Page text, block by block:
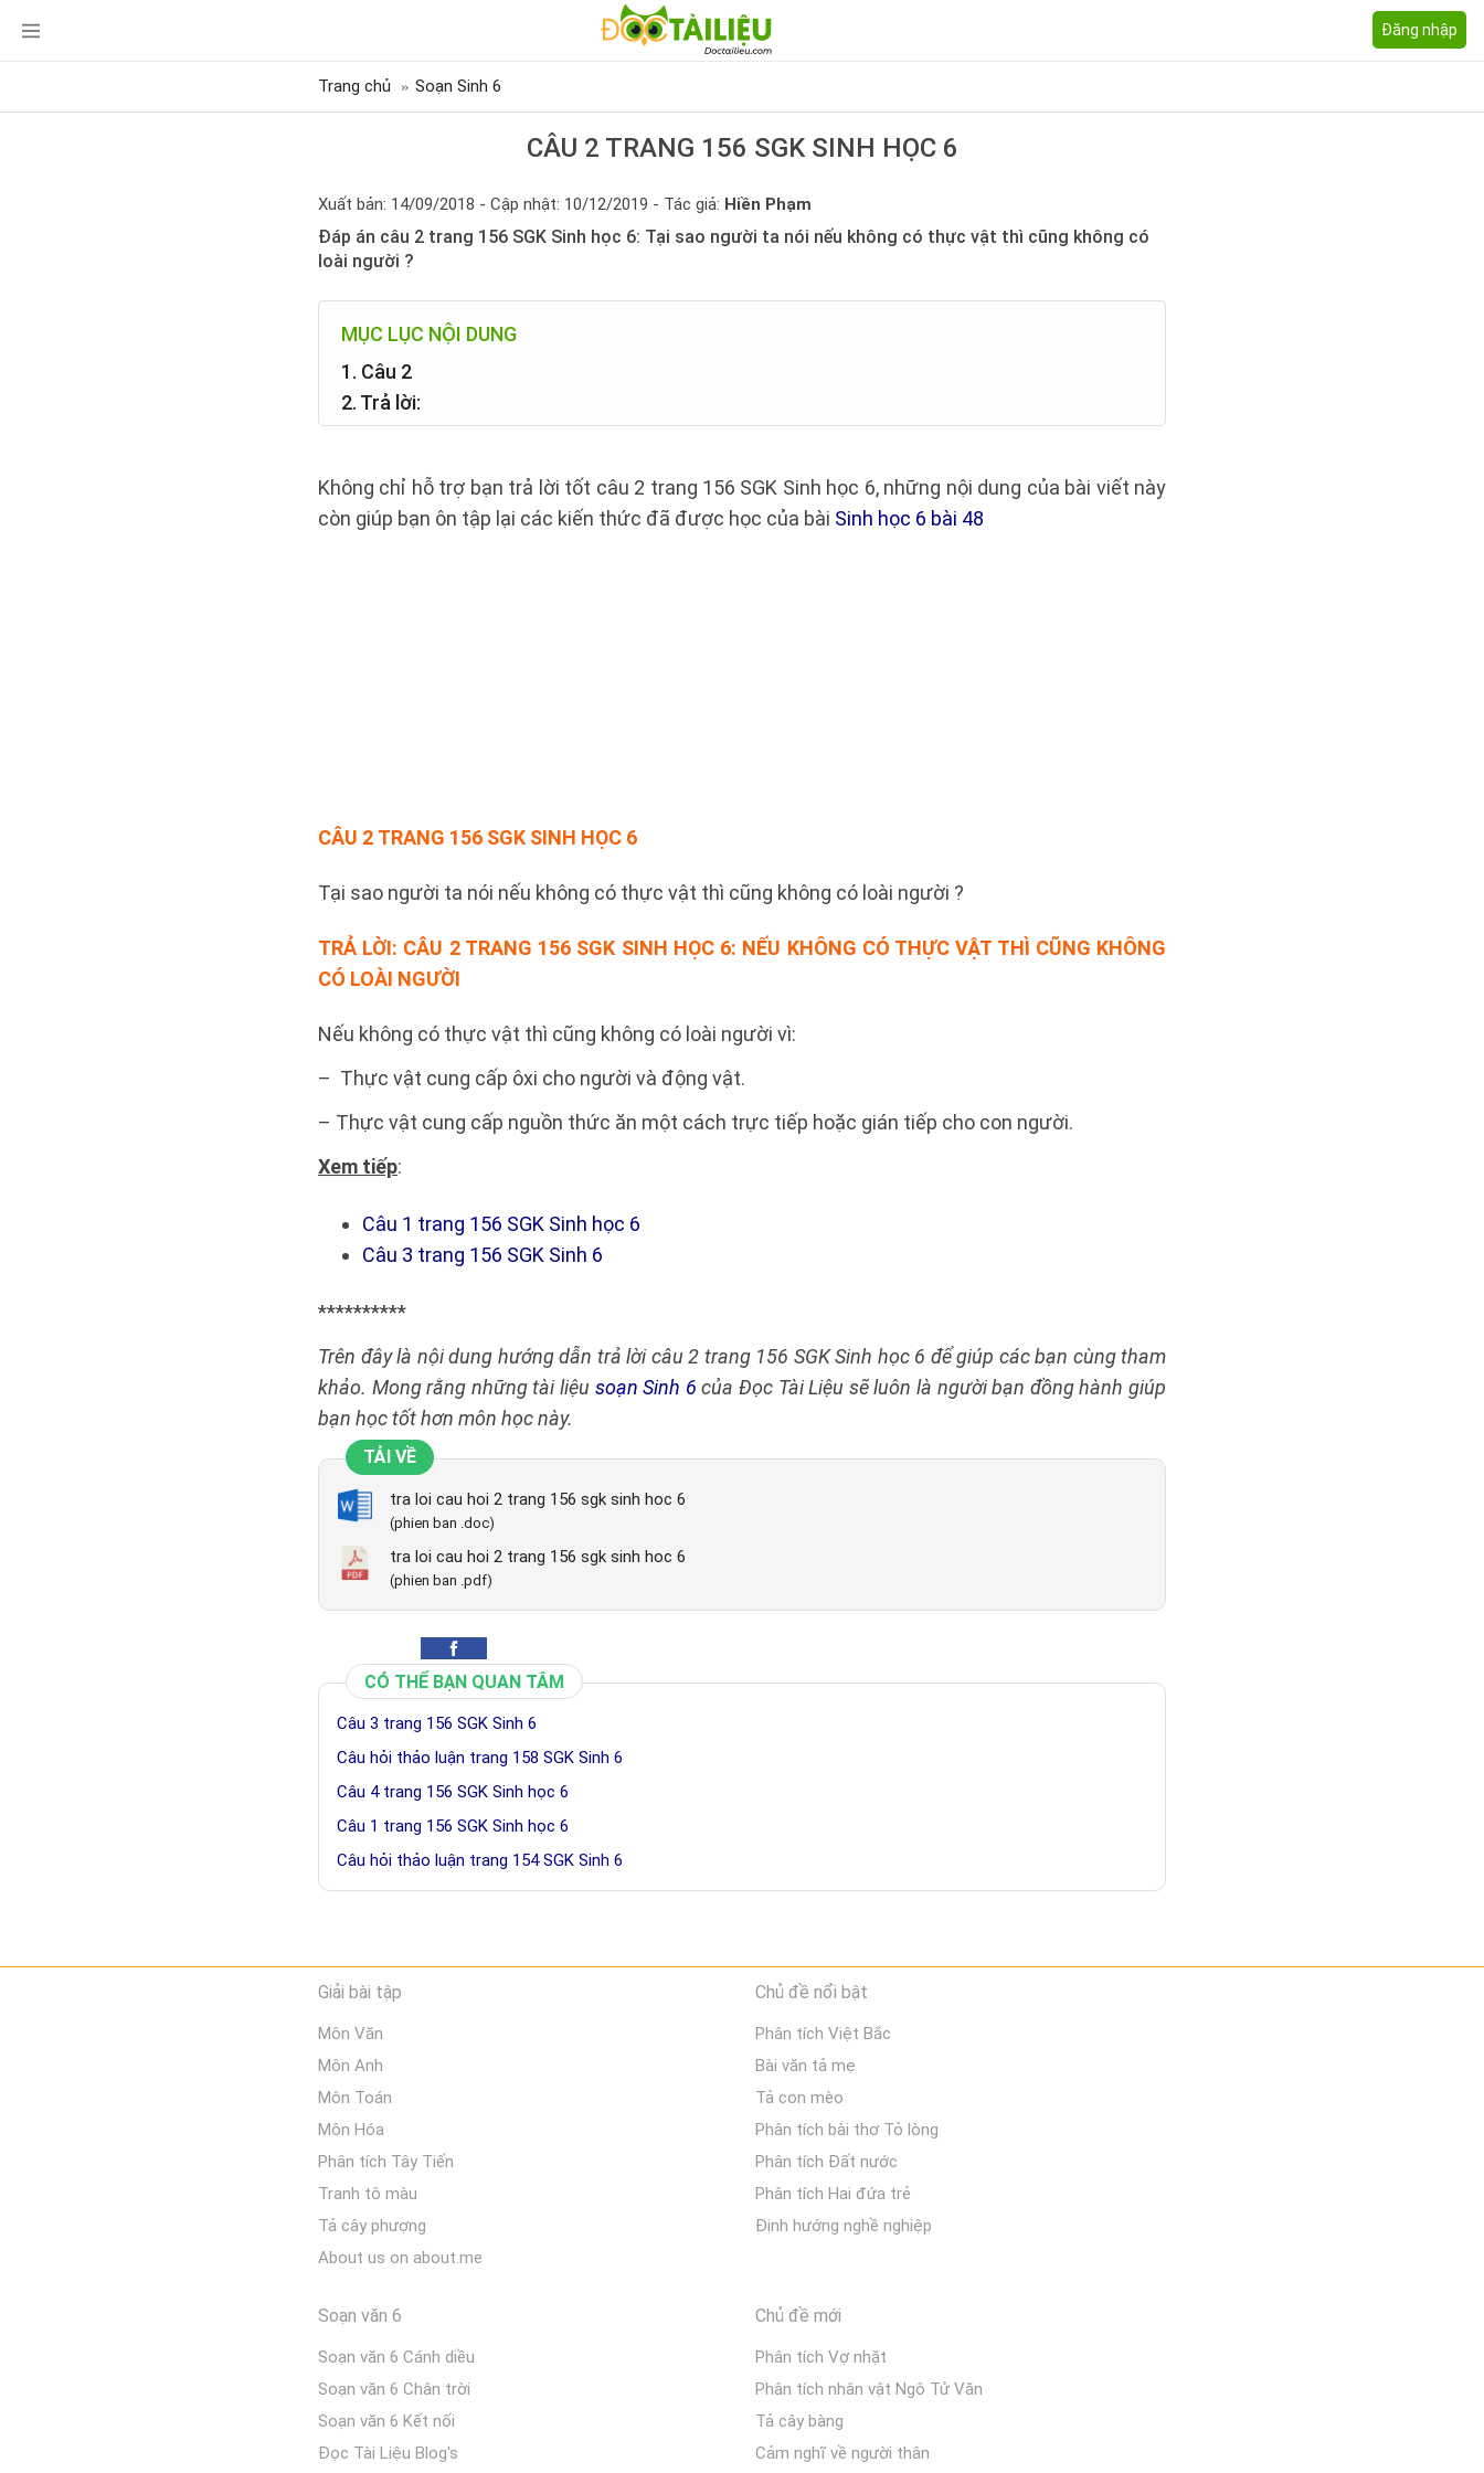
Đăng nhập
Trang chủ Soạn Sinh 6
CÂU 2 TRANG 156 SGK SINH HỌC 6
Xuất bản: 14/09/2018 - Cập nhật: 10/12/2019 - Tác giả: Hiền Phạm
Đáp án câu 2 trang 156 SGK Sinh học 6: Tại sao người ta nói nếu không có thực vật thì cũng không có
loài người ?
MỤC LỤC NỘI DUNG
1. Câu 2
2. Trả lời:
Không chỉ hỗ trợ bạn trả lời tốt câu 2 trang 156 SGK Sinh học 6, những nội dung của bài viết này
còn giúp bạn ôn tập lại các kiến thức đã được học của bài Sinh học 6 bài 48
CÂU 2 TRANG 156 SGK SINH HỌC 6
Tại sao người ta nói nếu không có thực vật thì cũng không có loài người ?
TRẢ LỜI: CÂU 2 TRANG 156 SGK SINH HỌC 6: NẾU KHÔNG CÓ THỰC VẬT THÌ CŨNG KHÔNG
CÓ LOÀI NGƯỜI
Nếu không có thực vật thì cũng không có loài người vì:
– Thực vật cung cấp ôxi cho người và động vật.
– Thực vật cung cấp nguồn thức ăn một cách trực tiếp hoặc gián tiếp cho con người.
Xem tiếp:
Câu 1 trang 156 SGK Sinh học 6
Câu 3 trang 156 SGK Sinh 6
**********
Trên đây là nội dung hướng dẫn trả lời câu 2 trang 156 SGK Sinh học 6 để giúp các bạn cùng tham
khảo. Mong rằng những tài liệu soạn Sinh 6 của Đọc Tài Liệu sẽ luôn là người bạn đồng hành giúp
bạn học tốt hơn môn học này.
TẢI VỀ
tra loi cau hoi 2 trang 156 sgk sinh hoc 6
(phien ban .doc)
tra loi cau hoi 2 trang 156 sgk sinh hoc 6
(phien ban .pdf)
CÓ THỂ BẠN QUAN TÂM
Câu 3 trang 156 SGK Sinh 6
Câu hỏi thảo luận trang 158 SGK Sinh 6
Câu 4 trang 156 SGK Sinh học 6
Câu 1 trang 156 SGK Sinh học 6
Câu hỏi thảo luận trang 154 SGK Sinh 6
Giải bài tập
Môn Văn
Môn Anh
Môn Toán
Môn Hóa
Phân tích Tây Tiến
Tranh tô màu
Tả cây phượng
About us on about.me
Chủ đề nổi bật
Phân tích Việt Bắc
Bài văn tả mẹ
Tả con mèo
Phân tích bài thơ Tỏ lòng
Phân tích Đất nước
Phân tích Hai đứa trẻ
Định hướng nghề nghiệp
Soạn văn 6
Soạn văn 6 Cánh diều
Soạn văn 6 Chân trời
Soạn văn 6 Kết nối
Đọc Tài Liệu Blog's
Chủ đề mới
Phân tích Vợ nhặt
Phân tích nhân vật Ngô Tử Văn
Tả cây bàng
Cảm nghĩ về người thân